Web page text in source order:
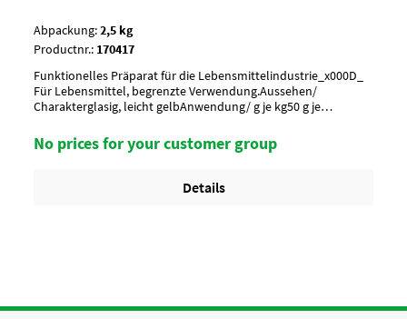
Abpackung:2,5 kg
Productnr.: 170417
Funktionelles Präparat für die Lebensmittelindustrie_x000D_
Für Lebensmittel, begrenzte Verwendung.Aussehen/
Charakterglasig, leicht gelbAnwendung/ g je kg50 g je
Kanister
No prices for your customer group
Details